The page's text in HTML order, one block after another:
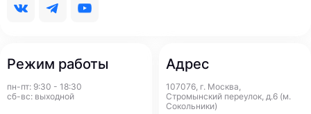
Режим работы
пн-пт: 9:30 - 18:30
сб-вс: выходной
Адрес
107076, г. Москва,
Стромынский переулок, д.6 (м.
Сокольники)